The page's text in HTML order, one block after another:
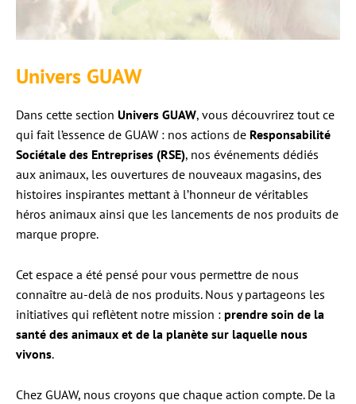
Univers GUAW
Dans cette section Univers GUAW, vous découvrirez tout ce
qui fait l’essence de GUAW : nos actions de Responsabilité
Sociétale des Entreprises (RSE), nos événements dédiés
aux animaux, les ouvertures de nouveaux magasins, des
histoires inspirantes mettant à l’honneur de véritables
héros animaux ainsi que les lancements de nos produits de
marque propre.
Cet espace a été pensé pour vous permettre de nous
connaître au-delà de nos produits. Nous y partageons les
initiatives qui reflètent notre mission : prendre soin de la
santé des animaux et de la planète sur laquelle nous
vivons.
Chez GUAW, nous croyons que chaque action compte. De la